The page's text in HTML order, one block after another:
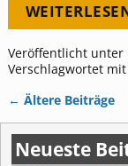
Veröffentlicht unter
Verschlagwortet mit
← Ältere Beiträge
Neueste